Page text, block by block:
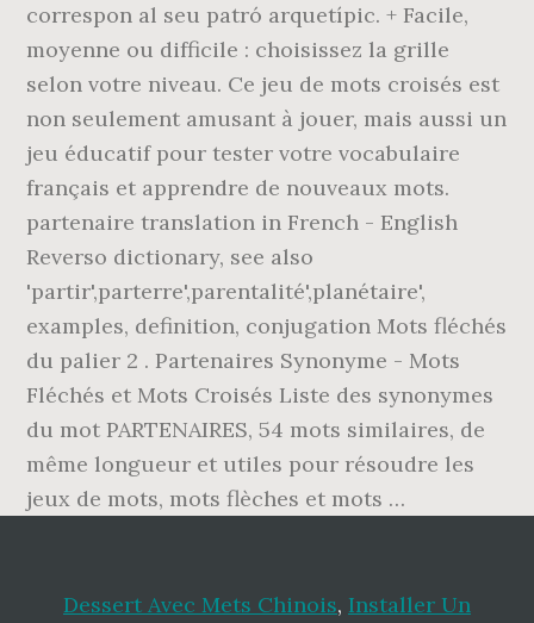
correspon al seu patró arquetípic. + Facile,
moyenne ou difficile : choisissez la grille
selon votre niveau. Ce jeu de mots croisés est
non seulement amusant à jouer, mais aussi un
jeu éducatif pour tester votre vocabulaire
français et apprendre de nouveaux mots.
partenaire translation in French - English
Reverso dictionary, see also
'partir',parterre',parentalité',planétaire',
examples, definition, conjugation Mots fléchés
du palier 2 . Partenaires Synonyme - Mots
Fléchés et Mots Croisés Liste des synonymes
du mot PARTENAIRES, 54 mots similaires, de
même longueur et utiles pour résoudre les
jeux de mots, mots flèches et mots …
Dessert Avec Mets Chinois, Installer Un